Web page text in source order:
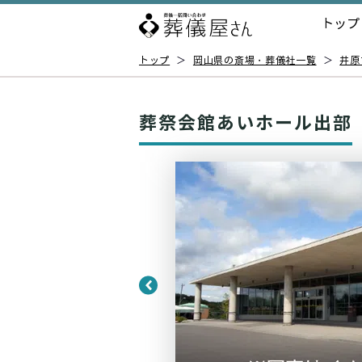
トップ
トップ ＞ 岡山県の斎場・葬儀社一覧 ＞ 井
葬祭会館あいホール出部